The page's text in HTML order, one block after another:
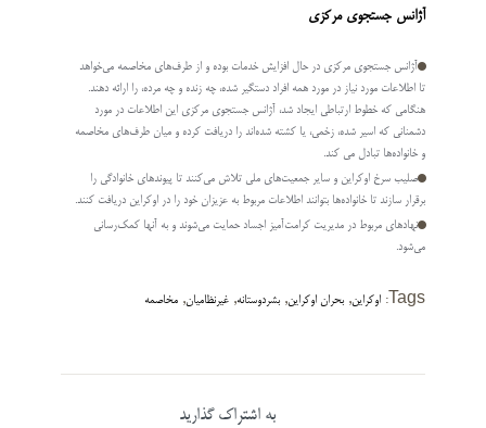
آژانس جستجوی مرکزی
آژانس جستجوی مرکزی در حال افزایش خدمات بوده و از طرف‌های مخاصمه می­‌خواهد
تا اطلاعات مورد نیاز در مورد همه افراد دستگیر شده، چه زنده و چه مرده، را ارائه دهند.
هنگامی که خطوط ارتباطی ایجاد شد، آژانس جستجوی مرکزی این اطلاعات در مورد
دشمنانی که اسیر شده، زخمی، یا کشته شده‌­اند را دریافت کرده و میان طرف­‌های مخاصمه
و خانواده­‌ها تبادل می کند.
صلیب سرخ اوکراین و سایر جمعیت­‌های ملی تلاش می­‌کنند تا پیوندهای خانوادگی را
برقرار سازند تا خانواده­‌ها بتوانند اطلاعات مربوط به عزیزان خود را در اوکراین دریافت کنند.
نهادهای مربوط در مدیریت کرامت­‌آمیز اجساد حمایت می‌­شوند و به آنها کمک‌­رسانی
می‌­شود.
Tags: اوکراین, بحران اوکراین, بشردوستانه, غیرنظامیان, مخاصمه
به اشتراک گذارید